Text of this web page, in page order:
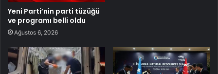
Yeni Parti’nin parti tüzüğü
ve programı belli oldu
Ağustos 6, 2026